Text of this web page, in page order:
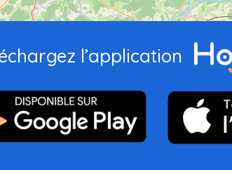
l’application